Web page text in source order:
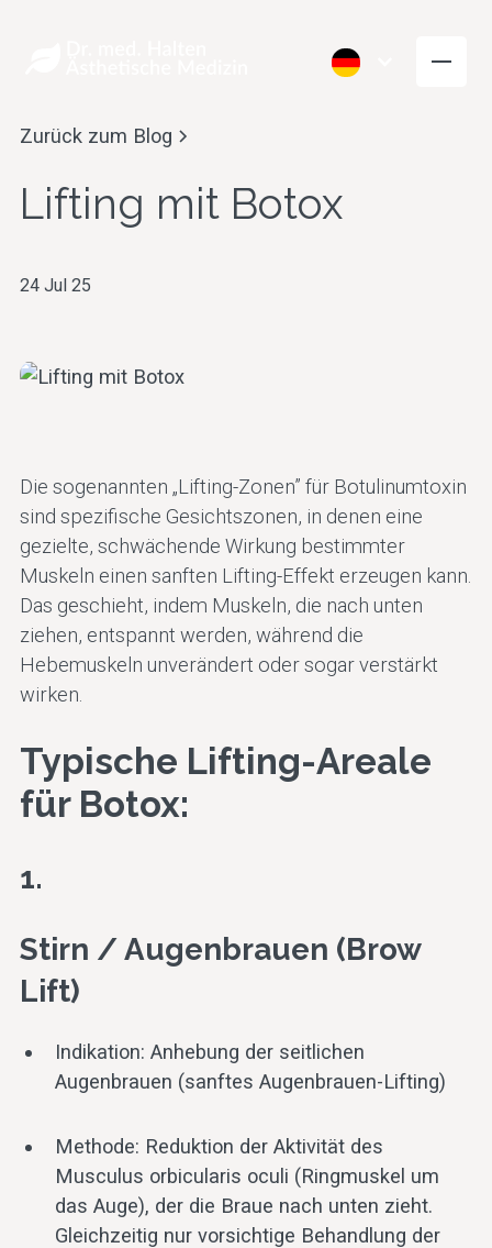
Hautqualität
verbessern
Medizinische
Behandlungen
Zurück zum Blog
Lifting mit Botox
24 Jul 25
Die sogenannten „Lifting-Zonen” für Botulinumtoxin
sind spezifische Gesichtszonen, in denen eine
gezielte, schwächende Wirkung bestimmter
Muskeln einen sanften Lifting-Effekt erzeugen kann.
Das geschieht, indem Muskeln, die nach unten
ziehen, entspannt werden, während die
Hebemuskeln unverändert oder sogar verstärkt
wirken.
Typische Lifting-Areale
für Botox:
1.
Stirn / Augenbrauen (Brow
Lift)
Indikation: Anhebung der seitlichen
Augenbrauen (sanftes Augenbrauen-Lifting)
Methode: Reduktion der Aktivität des
Musculus orbicularis oculi (Ringmuskel um
das Auge), der die Braue nach unten zieht.
Gleichzeitig nur vorsichtige Behandlung der